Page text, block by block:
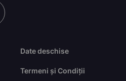
Date deschise
Termeni și Condiții